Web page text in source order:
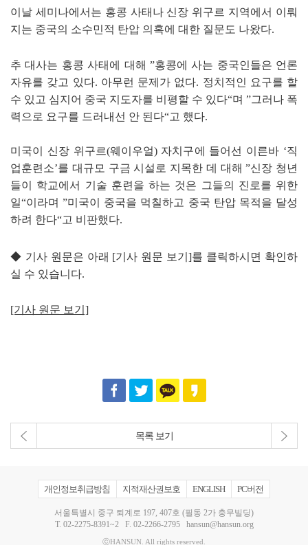
이날 세미나에서는 홍콩 사태나 신장 위구르 지역에서 이뤄
지는 중국의 소수민적 탄압 의혹에 대한 질문도 나왔다.
추 대사는 홍콩 사태에 대해 ”홍콩에 사는 중국인들은 언론
자유를 갖고 있다. 아무런 문제가 없다. 정치적인 요구를 할
수 있고 심지어 중국 지도자를 비평할 수 있다“며 ”그러나 폭
력으로 요구를 드러내선 안 된다“고 했다.
미국이 신장 위구르(웨이우얼) 자치구에 들어선 이른바 ‘직
업훈련소’를 대규모 구금 시설로 지목한 데 대해 ”신장 청년
들이 학교에서 기술 훈련을 하는 것은 그들의 진로를 위한
일“이라며 ”미국이 중국을 먹칠하고 중국 탄압 목적을 달성
하려 한다“고 비판했다.
◆ 기사 원문은 아래 [기사 원문 보기]를 클릭하시면 확인하
실 수 있습니다.
[기사 원문 보기]
목록 보기
개인정보취급방침 지적재산권보호 ENGLISH PC버전
서울특별시 중구 퇴계로 197, 407호 (필동 2가 충무빌딩)
T. 02-2275-8391~2F. 02-2266-2795 hansun@hansun.org
ⓒHANSUN. All rights reserved.